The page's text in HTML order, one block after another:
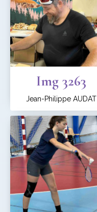
Img 3263
Jean-Philippe AUDAT